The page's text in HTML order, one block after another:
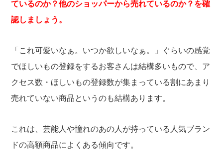
ているのか？他のショッパーから売れているのか？を確
認しましょう。
「これ可愛いなぁ。いつか欲しいなぁ。」ぐらいの感覚
でほしいもの登録をするお客さんは結構多いもので、ア
クセス数・ほしいもの登録数が集まっている割にあまり
売れていない商品というのも結構あります。
これは、芸能人や憧れのあの人が持っている人気ブラン
ドの高額商品によくある傾向です。